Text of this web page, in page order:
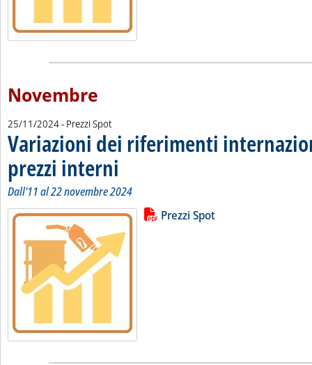
Novembre
25/11/2024- Prezzi Spot
Variazioni dei riferimenti
prezzi interni
Dall'11 al 22 novembre 2024
Leggi tutta la notizia:
Lista allegati PDF alla notizia
Prezzi Spot